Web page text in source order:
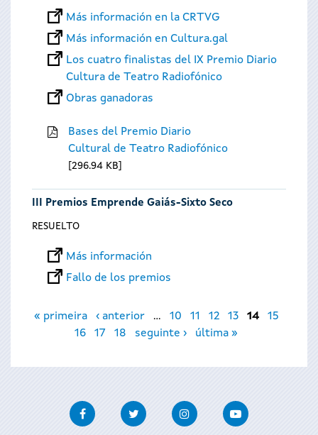
Más información en la CRTVG
Más información en Cultura.gal
Los cuatro finalistas del IX Premio Diario
Cultura de Teatro Radiofónico
Obras ganadoras
Bases del Premio Diario
Cultural de Teatro Radiofónico
296.94 KB
III Premios Emprende Gaiás-Sixto Seco
RESUELTO
Más información
Fallo de los premios
Páginas
« primeira ‹ anterior … 10 11 12 13 14
15
16
17 18 seguinte › última »
FacebookTwitter InstagramYoutube